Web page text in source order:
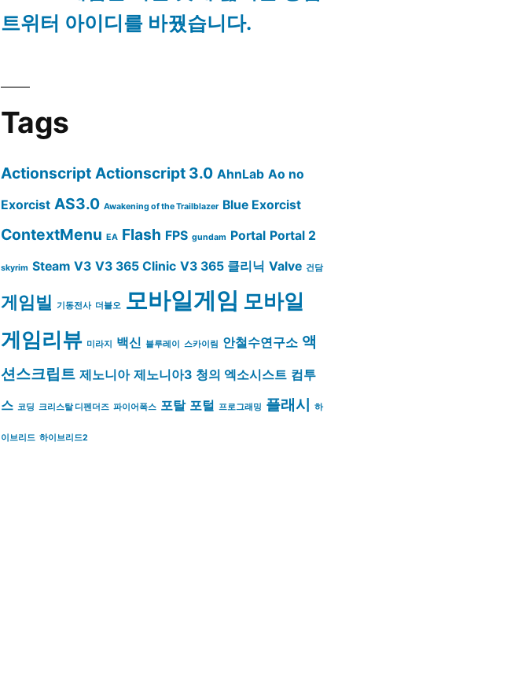
트위터 아이디를 바꿨습니다.
Tags
Actionscript Actionscript 3.0 AhnLab Ao no
Exorcist AS3.0 Awakening of the Trailblazer Blue Exorcist
ContextMenu EA Flash FPS gundam Portal Portal 2
skyrim Steam V3 V3 365 Clinic V3 365 클리닉 Valve 건담
게임빌 기동전사 더블오 모바일게임 모바일
게임리뷰 미라지 백신 블루레이 스카이림 안철수연구소 액
션스크립트 제노니아 제노니아3 청의 엑소시스트 컴투
스 코딩 크리스탈 디펜더즈 파이어폭스 포탈 포털 프로그래밍 플래시 하
이브리드 하이브리드2